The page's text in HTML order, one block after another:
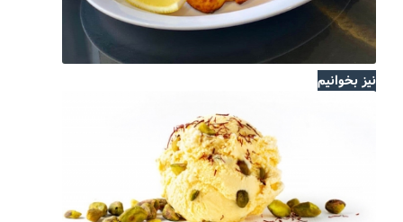
نیز بخوانیم